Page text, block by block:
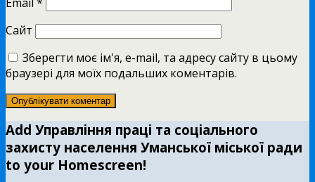
Сайт
Зберегти моє ім'я, e-mail, та адресу сайту в цьому
браузері для моїх подальших коментарів.
Add Управління праці та соціального
захисту населення Уманської міської ради
to your Homescreen!